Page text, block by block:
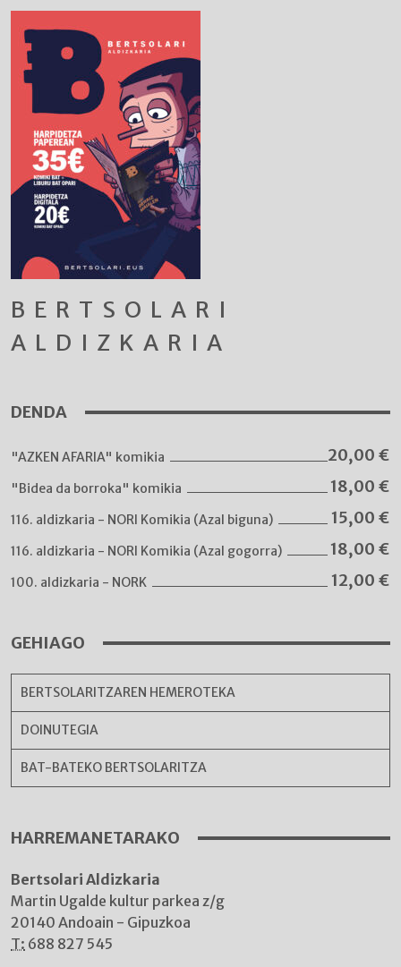
BERTSOLARI
ALDIZKARIA
DENDA
"AZKEN AFARIA" komikia 20,00 €
"Bidea da borroka" komikia 18,00 €
116. aldizkaria - NORI Komikia (Azal biguna) 15,00 €
116. aldizkaria - NORI Komikia (Azal gogorra) 18,00 €
100. aldizkaria - NORK 12,00 €
GEHIAGO
BERTSOLARITZAREN HEMEROTEKA
DOINUTEGIA
BAT-BATEKO BERTSOLARITZA
HARREMANETARAKO
Bertsolari Aldizkaria
Martin Ugalde kultur parkea z/g
20140 Andoain - Gipuzkoa
T: 688 827 545